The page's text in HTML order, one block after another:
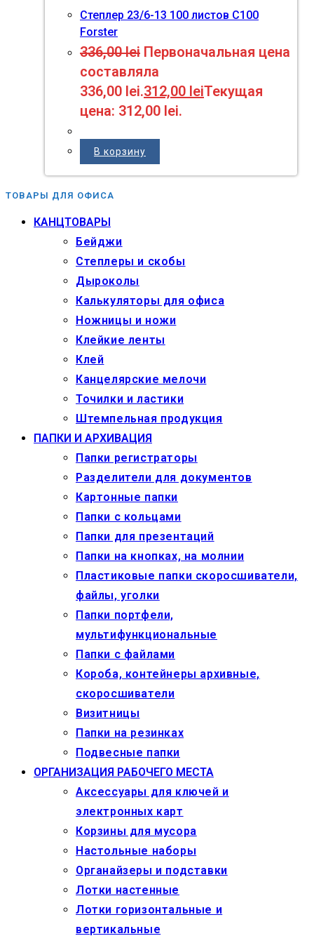
Степлер 23/6-13 100 листов C100
Forster
336,00lei Первоначальная цена
составляла
336,00 lei.312,00 leiТекущая
цена: 312,00 lei.
В корзину
ТОВАРЫ ДЛЯ ОФИСА
КАНЦТОВАРЫ
Бейджи
Степлеры и скобы
Дыроколы
Калькуляторы для офиса
Ножницы и ножи
Клейкие ленты
Клей
Канцелярские мелочи
Точилки и ластики
Штемпельная продукция
ПАПКИ И АРХИВАЦИЯ
Папки регистраторы
Разделители для документов
Картонные папки
Папки с кольцами
Папки для презентаций
Папки на кнопках, на молнии
Пластиковые папки скоросшиватели,
файлы, уголки
Папки портфели,
мультифункциональные
Папки с файлами
Короба, контейнеры архивные,
скоросшиватели
Визитницы
Папки на резинках
Подвесные папки
ОРГАНИЗАЦИЯ РАБОЧЕГО МЕСТА
Аксессуары для ключей и
электронных карт
Корзины для мусора
Настольные наборы
Органайзеры и подставки
Лотки настенные
Лотки горизонтальные и
вертикальные